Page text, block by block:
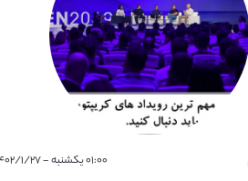
۰۱:۰۰ یکشنبه - ۱۴۰۲/۱/۲۷